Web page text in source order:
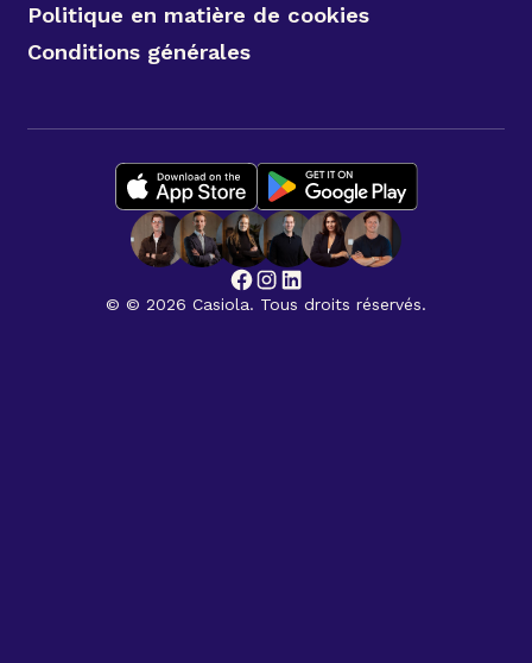
Politique en matière de cookies
Conditions générales
© © 2026 Casiola. Tous droits réservés.